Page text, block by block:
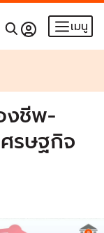
เมนู
งชีพ-
รษฐกิจ